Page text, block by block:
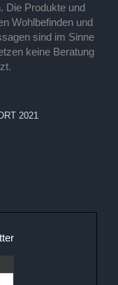
Die Produkte und
Wohlbefinden und
sind im Sinne
keine Beratung
2021